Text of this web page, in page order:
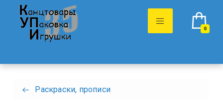
0
Раскраски, прописи